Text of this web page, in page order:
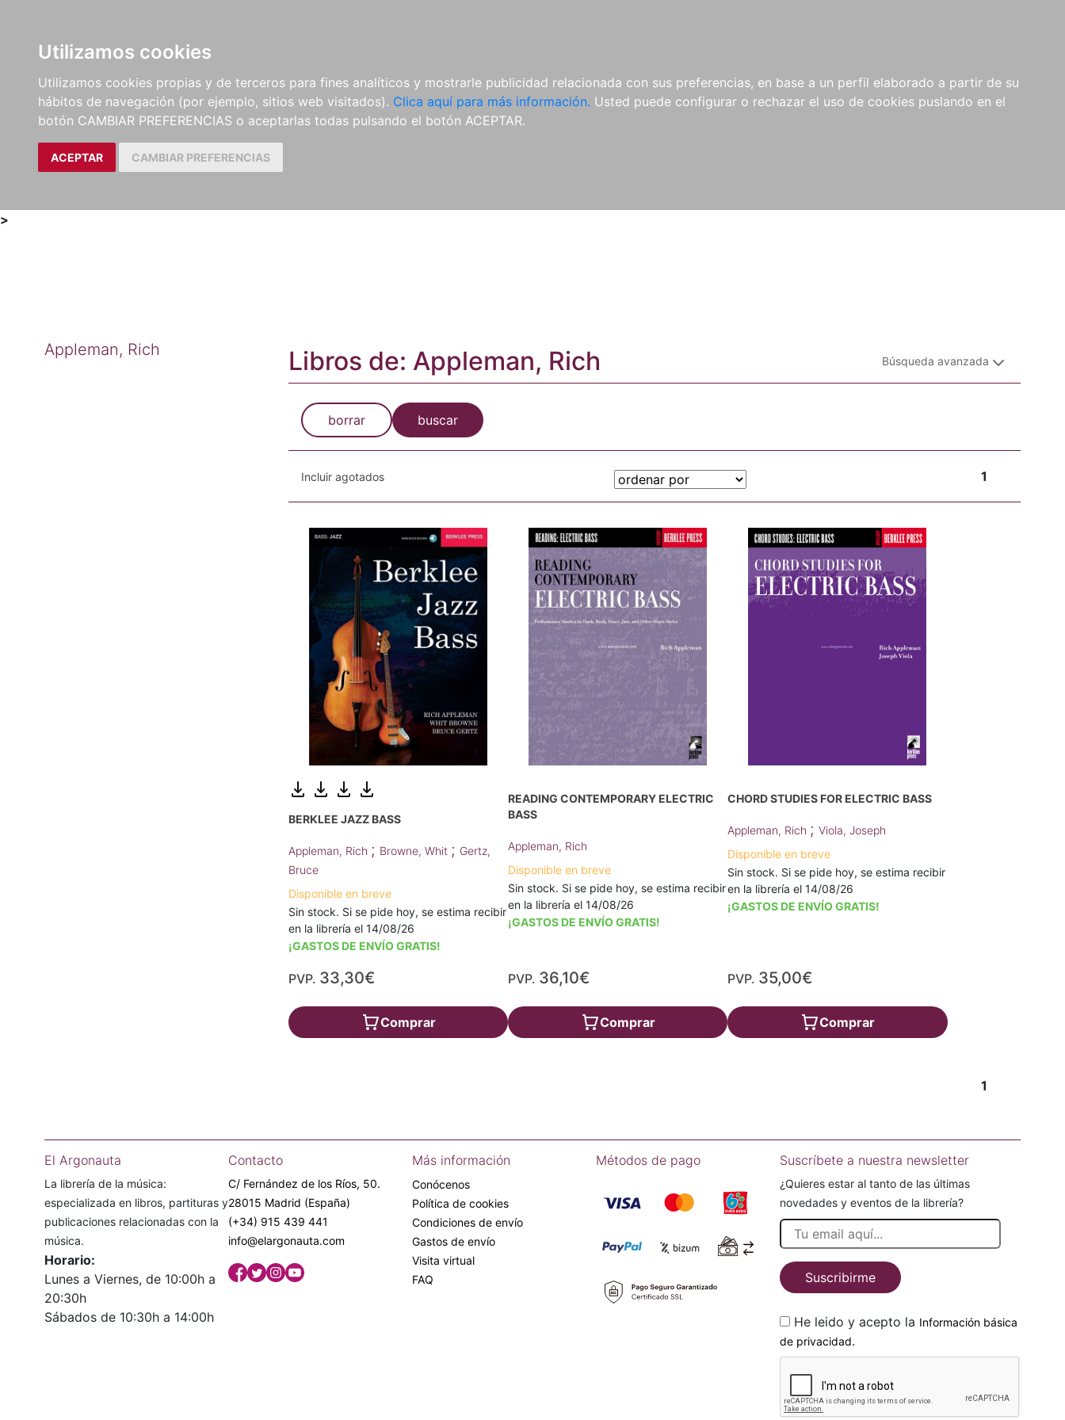
Utilizamos cookies
Utilizamos cookies propias y de terceros para fines analíticos y mostrarle publicidad relacionada con sus preferencias, en base a un perfil elaborado a partir de su
hábitos de navegación (por ejemplo, sitios web visitados). Clica aquí para más información. Usted puede configurar o rechazar el uso de cookies puslando en el
botón CAMBIAR PREFERENCIAS o aceptarlas todas pulsando el botón ACEPTAR.
ACEPTAR CAMBIAR PREFERENCIAS
LIBROS
MÉTODOS Y
EJERCICIOS
PARTITURAS Y EDICIONES
CRÍTICAS
REVISTAS
CDS Y
DVDS
MATERIAL
COMPLEMENTARIO
NOVEDADES NOTICIAS
COMPRAS
INSTITUCIONALES
>
Appleman, Rich Libros de: Appleman, Rich Búsqueda avanzada
borrar buscar
Incluir agotados 1
BERKLEE JAZZ BASS
Appleman, Rich ; Browne, Whit ; Gertz,
Bruce
Disponible en breve
Sin stock. Si se pide hoy, se estima recibir
en la librería el 14/08/26
¡GASTOS DE ENVÍO GRATIS!
PVP. 33,30€
Comprar
READING CONTEMPORARY ELECTRIC
BASS
Appleman, Rich
Disponible en breve
Sin stock. Si se pide hoy, se estima recibir
en la librería el 14/08/26
¡GASTOS DE ENVÍO GRATIS!
PVP. 36,10€
Comprar
CHORD STUDIES FOR ELECTRIC BASS
Appleman, Rich ;Viola, Joseph
Disponible en breve
Sin stock. Si se pide hoy, se estima recibir
en la librería el 14/08/26
¡GASTOS DE ENVÍO GRATIS!
PVP. 35,00€
Comprar
1
El Argonauta
La librería de la música:
especializada en libros, partituras y
publicaciones relacionadas con la
música.
Horario:
Lunes a Viernes, de 10:00h a
20:30h
Sábados de 10:30h a 14:00h
Contacto
C/ Fernández de los Ríos, 50.
28015 Madrid (España)
(+34) 915 439 441
info@elargonauta.com
Más información
Conócenos
Política de cookies
Condiciones de envío
Gastos de envío
Visita virtual
FAQ
Métodos de pago Suscríbete a nuestra newsletter
¿Quieres estar al tanto de las últimas
novedades y eventos de la librería?
Suscribirme
He leido y acepto la Información básica
de privacidad.